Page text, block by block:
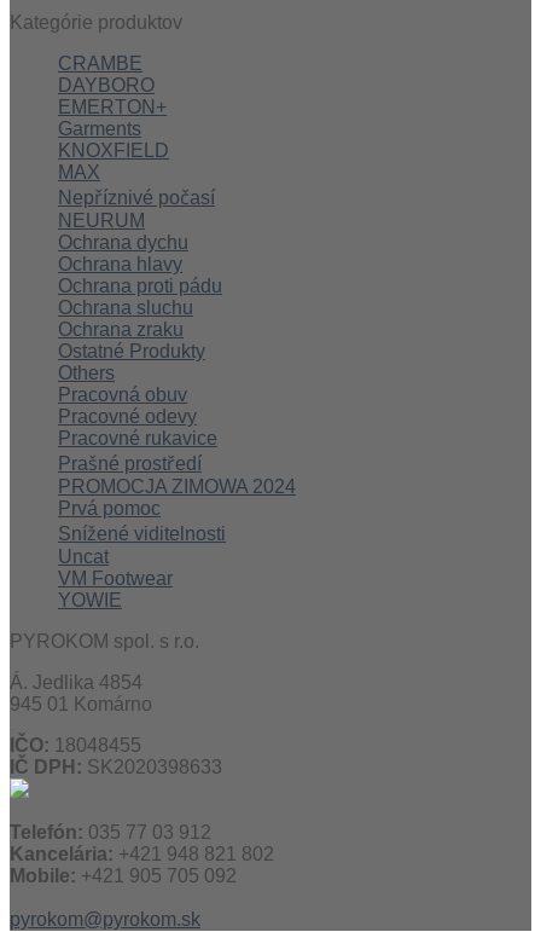
Kategórie produktov
CRAMBE
DAYBORO
EMERTON+
Garments
KNOXFIELD
MAX
Nepříznivé počasí
NEURUM
Ochrana dychu
Ochrana hlavy
Ochrana proti pádu
Ochrana sluchu
Ochrana zraku
Ostatné Produkty
Others
Pracovná obuv
Pracovné odevy
Pracovné rukavice
Prašné prostředí
PROMOCJA ZIMOWA 2024
Prvá pomoc
Snížené viditelnosti
Uncat
VM Footwear
YOWIE
PYROKOM spol. s r.o.
Á. Jedlika 4854
945 01 Komárno
IČO: 18048455
IČ DPH: SK2020398633
Telefón: 035 77 03 912
Kancelária: +421 948 821 802
Mobile: +421 905 705 092
pyrokom@pyrokom.sk